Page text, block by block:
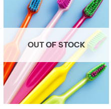
OUT OF STOCK